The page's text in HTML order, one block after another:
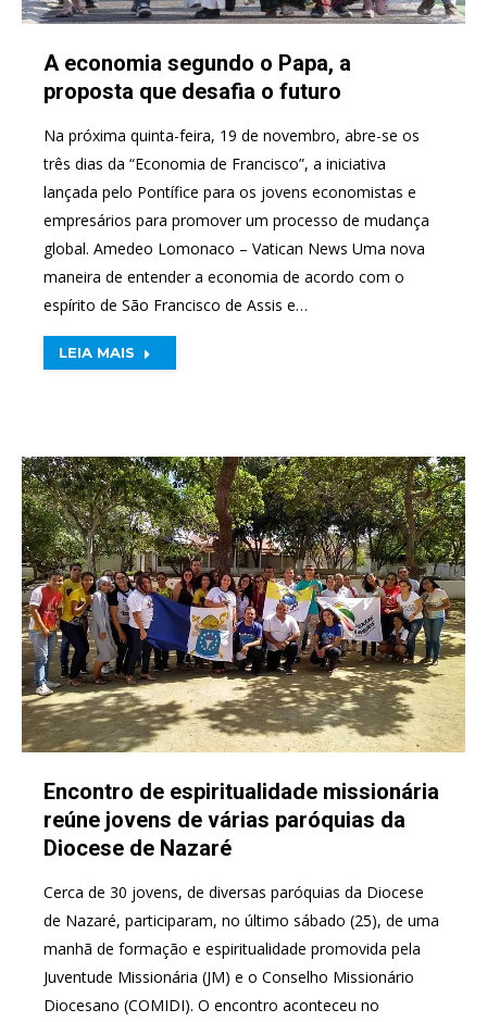
A economia segundo o Papa, a
proposta que desafia o futuro
Na próxima quinta-feira, 19 de novembro, abre-se os
três dias da “Economia de Francisco”, a iniciativa
lançada pelo Pontífice para os jovens economistas e
empresários para promover um processo de mudança
global. Amedeo Lomonaco – Vatican News Uma nova
maneira de entender a economia de acordo com o
espírito de São Francisco de Assis e…
LEIA MAIS
Encontro de espiritualidade missionária
reúne jovens de várias paróquias da
Diocese de Nazaré
Cerca de 30 jovens, de diversas paróquias da Diocese
de Nazaré, participaram, no último sábado (25), de uma
manhã de formação e espiritualidade promovida pela
Juventude Missionária (JM) e o Conselho Missionário
Diocesano (COMIDI). O encontro aconteceu no